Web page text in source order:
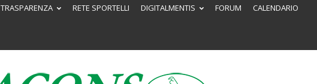
TRASPARENZA RETE SPORTELLI DIGITALMENTIS FORUM
CALENDARIO